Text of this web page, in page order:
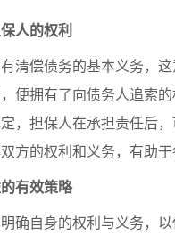
人的权利
清偿债务的基本义务，
便拥有了向债务人追索
，担保人在承担责任后
方的权利和义务，有助
有效策略
确自身的权利与义务，